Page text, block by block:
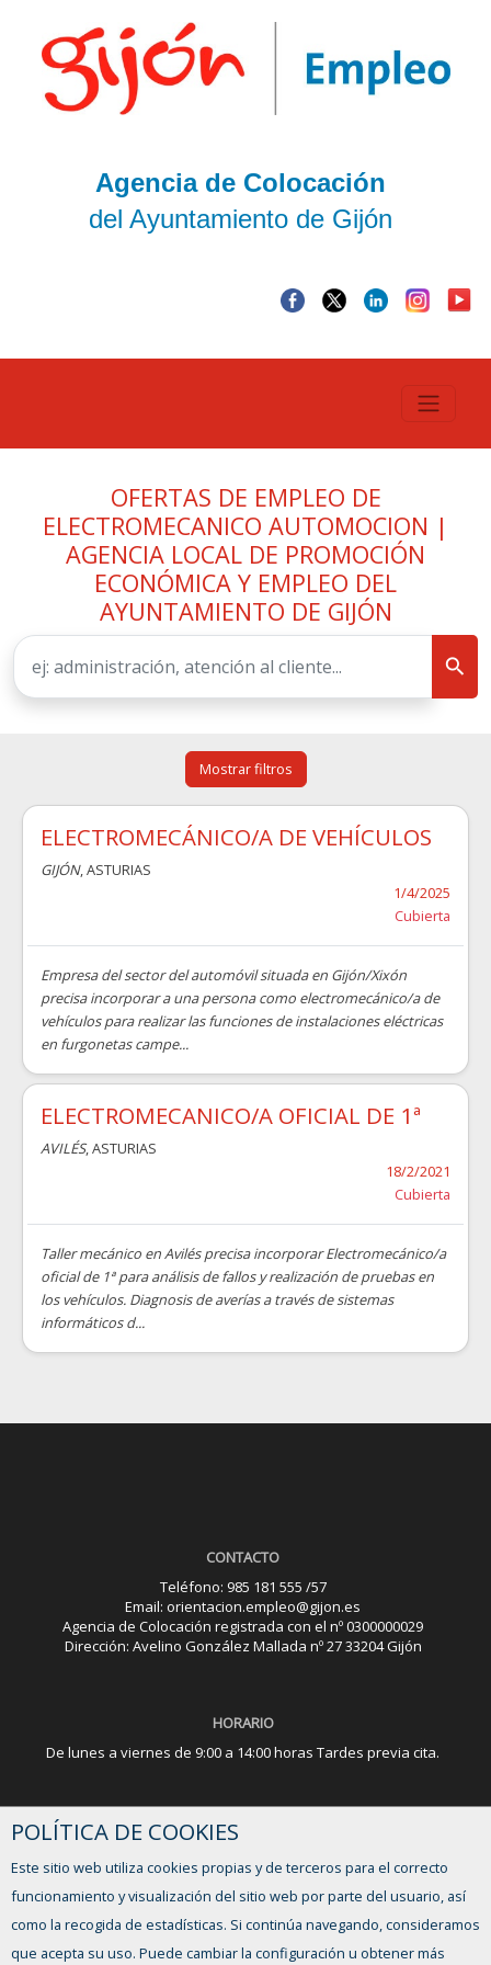
Agencia de Colocación
del Ayuntamiento de Gijón
OFERTAS DE EMPLEO DE
ELECTROMECANICO AUTOMOCION |
AGENCIA LOCAL DE PROMOCIÓN
ECONÓMICA Y EMPLEO DEL
AYUNTAMIENTO DE GIJÓN
Mostrar filtros
ELECTROMECÁNICO/A DE VEHÍCULOS
GIJÓN, ASTURIAS
1/4/2025
Cubierta
Empresa del sector del automóvil situada en Gijón/Xixón
precisa incorporar a una persona como electromecánico/a de
vehículos para realizar las funciones de instalaciones eléctricas
en furgonetas campe...
ELECTROMECANICO/A OFICIAL DE 1ª
AVILÉS, ASTURIAS
18/2/2021
Cubierta
Taller mecánico en Avilés precisa incorporar Electromecánico/a
oficial de 1ª para análisis de fallos y realización de pruebas en
los vehículos. Diagnosis de averías a través de sistemas
informáticos d...
CONTACTO
Teléfono: 985 181 555 /57
Email: orientacion.empleo@gijon.es
Agencia de Colocación registrada con el nº 0300000029
Dirección: Avelino González Mallada nº 27 33204 Gijón
HORARIO
De lunes a viernes de 9:00 a 14:00 horas Tardes previa cita.
¿TIENES ALGUNA DUDA?
POLÍTICA DE COOKIES
Este sitio web utiliza cookies propias y de terceros para el correcto
funcionamiento y visualización del sitio web por parte del usuario, así
como la recogida de estadísticas. Si continúa navegando, consideramos
que acepta su uso. Puede cambiar la configuración u obtener más